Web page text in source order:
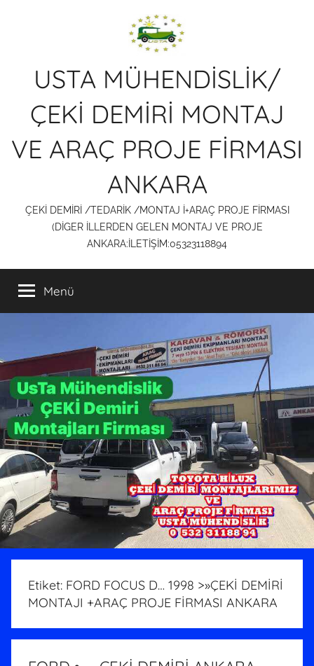
USTA MÜHENDİSLİK/
ÇEKİ DEMİRİ MONTAJ
VE ARAÇ PROJE FİRMASI
ANKARA
ÇEKİ DEMİRİ /TEDARİK /MONTAJ İ+ARAÇ PROJE FİRMASI
(DİGER İLLERDEN GELEN MONTAJ VE PROJE
ANKARA:İLETİŞİM:05323118894
Menü
Etiket: FORD FOCUS D… 1998 >»ÇEKİ DEMİRİ
MONTAJI +ARAÇ PROJE FİRMASI ANKARA